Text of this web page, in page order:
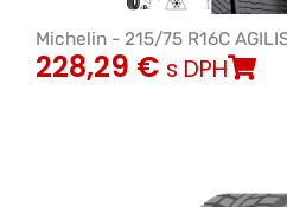
Michelin - 215/75 R16C
228,29 € s DPH